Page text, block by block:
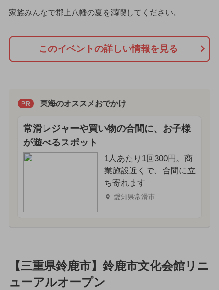
家族みんなで郡上八幡の夏を満喫してください。
このイベントの詳しい情報を見る
PR 東海のオススメおでかけ
常滑レジャーや買い物の合間に、お子様
が遊べるスポット
1人あたり1回300円。商
業施設近くで、合間に立
ち寄れます
愛知県常滑市
【三重県鈴鹿市】鈴鹿市文化会館リニ
ューアルオープン